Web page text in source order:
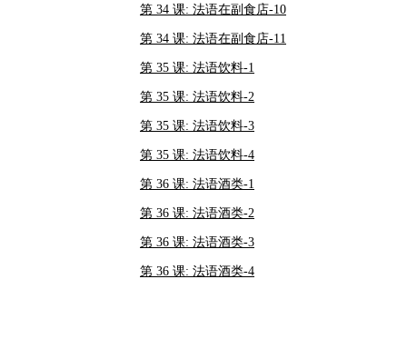
第 34 课: 法语在副食店-10
第 34 课: 法语在副食店-11
第 35 课: 法语饮料-1
第 35 课: 法语饮料-2
第 35 课: 法语饮料-3
第 35 课: 法语饮料-4
第 36 课: 法语酒类-1
第 36 课: 法语酒类-2
第 36 课: 法语酒类-3
第 36 课: 法语酒类-4